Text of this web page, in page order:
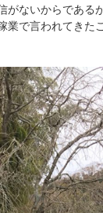
ないからであるが
業で言われてきた